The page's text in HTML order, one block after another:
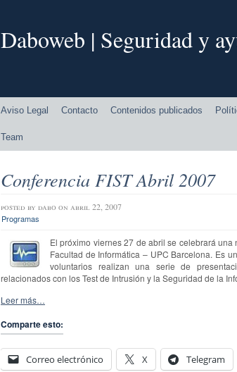
Daboweb | Seguridad y
Aviso Legal Contacto Contenidos publicados
Team
Conferencia FIST Abril 2007
posted by dabo on abril 22, 2007
Programas
El próximo viernes 27 de abril se celebrará
Facultad de Informática – UPC Barcelona. Es
voluntarios realizan una serie de
relacionados con los Test de Intrusión y la Seguridad de la
Leer más…
Comparte esto:
Correo electrónico X Telegram